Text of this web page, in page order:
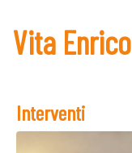
Vita Enrico
Interventi